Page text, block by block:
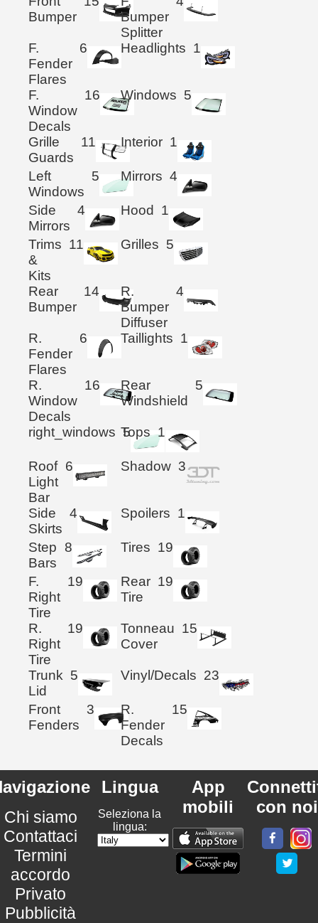
Bumper
Bumper
Splitter
F.
Fender
Flares
6 Headlights 1
F.
Window
Decals
16 Windows 5
Grille
Guards
11 Interior 1
Left
Windows
5 Mirrors 4
Side
Mirrors
4 Hood 1
Trims
&
Kits
11 Grilles 5
Rear
Bumper
14
R.
Bumper
Diffuser
4
R.
Fender
Flares
6 Taillights 1
R.
Window
Decals
16
Rear
Windshield
5
right_windows 5
Tops 1
Roof
Light
Bar
6 Shadow 3
Side
Skirts
4 Spoilers 1
Step
Bars
8 Tires 19
F.
Right
Tire
19
Rear
Tire
19
R.
Right
Tire
19
Tonneau
Cover
15
Trunk
Lid
5 Vinyl/Decals 23
Front
Fenders
3
R.
Fender
Decals
15
Chi siamo
Contattaci
Termini
accordo
Privato
Pubblicità
Lingua
Seleziona la
lingua:
App
mobili
con noi